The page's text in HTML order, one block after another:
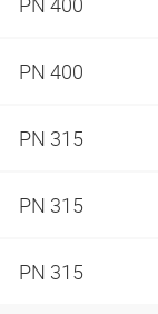
PN 400
PN 315
PN 315
PN 315